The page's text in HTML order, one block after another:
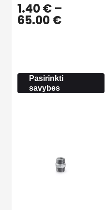
1.40€ –
65.00€Price
Pasirinkti
savybes